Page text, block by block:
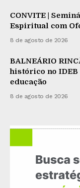
CONVITE |
Espiritual com
8 de agosto de 2026
BALNEÁRIO
histórico no
educação
8 de agosto de 2026